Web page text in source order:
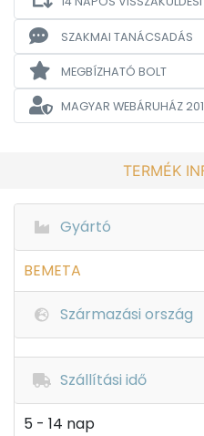
SZAKMAI TANÁCSADÁS
MEGBÍZHATÓ BOLT
MAGYAR WEBÁRUHÁZ
TERMÉK
Gyártó
BEMETA
Származási ország
Szállítási idő
5 - 14 nap